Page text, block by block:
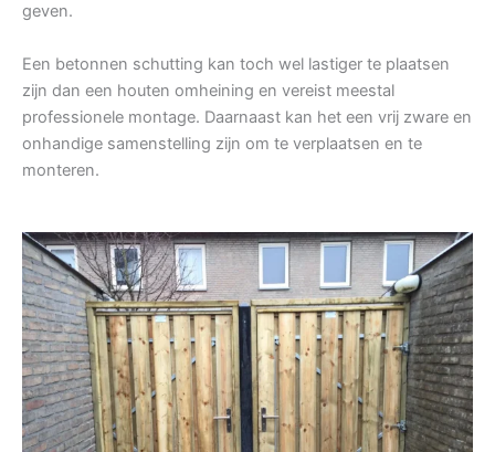
geven.
Een betonnen schutting kan toch wel lastiger te plaatsen
zijn dan een houten omheining en vereist meestal
professionele montage. Daarnaast kan het een vrij zware en
onhandige samenstelling zijn om te verplaatsen en te
monteren.